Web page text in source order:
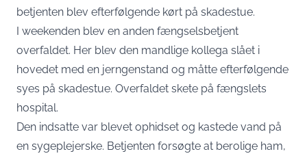
betjenten blev efterfølgende kørt på skadestue.
I weekenden blev en anden fængselsbetjent
overfaldet. Her blev den mandlige kollega slået i
hovedet med en jerngenstand og måtte efterfølgende
syes på skadestue. Overfaldet skete på fængslets
hospital.
Den indsatte var blevet ophidset og kastede vand på
en sygeplejerske. Betjenten forsøgte at berolige ham,